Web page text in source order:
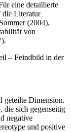
eine detaillierte
die Literatur
(2004),
von
– Feindbild in der
geteilte Dimension.
die sich gegenseitig
negative
und positive